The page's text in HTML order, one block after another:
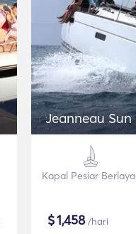
Jeanneau
Kapal Pesiar
$1,458/hari